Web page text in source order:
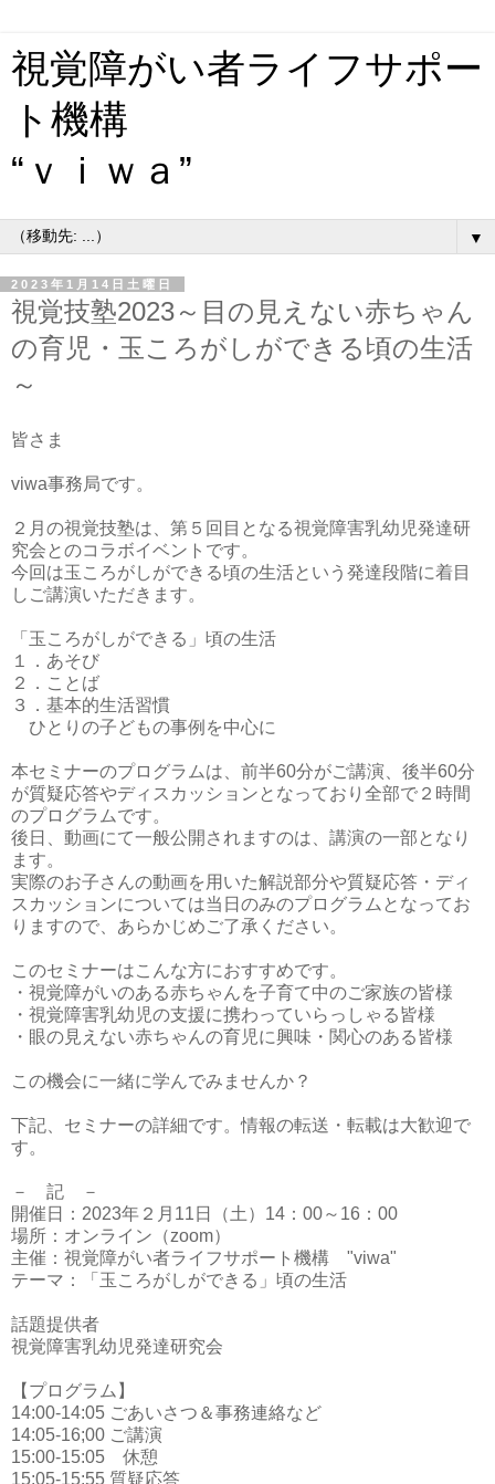
視覚障がい者ライフサポー
ト機構
“ｖｉｗａ”
▼
2023年1月14日土曜日
視覚技塾2023～目の見えない赤ちゃん
の育児・玉ころがしができる頃の生活
～
皆さま
viwa事務局です。
２月の視覚技塾は、第５回目となる視覚障害乳幼児発達研
究会とのコラボイベントです。
今回は玉ころがしができる頃の生活という発達段階に着目
しご講演いただきます。
「玉ころがしができる」頃の生活
１．あそび
２．ことば
３．基本的生活習慣
ひとりの子どもの事例を中心に
本セミナーのプログラムは、前半60分がご講演、後半60分
が質疑応答やディスカッションとなっており全部で２時間
のプログラムです。
後日、動画にて一般公開されますのは、講演の一部となり
ます。
実際のお子さんの動画を用いた解説部分や質疑応答・ディ
スカッションについては当日のみのプログラムとなってお
りますので、あらかじめご了承ください。
このセミナーはこんな方におすすめです。
・視覚障がいのある赤ちゃんを子育て中のご家族の皆様
・視覚障害乳幼児の支援に携わっていらっしゃる皆様
・眼の見えない赤ちゃんの育児に興味・関心のある皆様
この機会に一緒に学んでみませんか？
下記、セミナーの詳細です。情報の転送・転載は大歓迎で
す。
－　記　－
開催日：2023年２月11日（土）14：00～16：00
場所：オンライン（zoom）
主催：視覚障がい者ライフサポート機構　"viwa"
テーマ：「玉ころがしができる」頃の生活
話題提供者
視覚障害乳幼児発達研究会
【プログラム】
14:00-14:05 ごあいさつ＆事務連絡など
14:05-16;00 ご講演
15:00-15:05　休憩
15:05-15:55 質疑応答